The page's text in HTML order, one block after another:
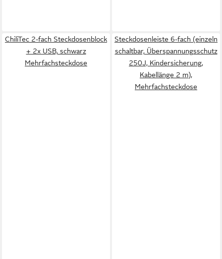
ChiliTec 2-fach Steckdosenblock
+ 2x USB, schwarz
Mehrfachsteckdose
Steckdosenleiste 6-fach (einzeln
schaltbar, Überspannungsschutz
250J, Kindersicherung,
Kabellänge 2 m),
Mehrfachsteckdose